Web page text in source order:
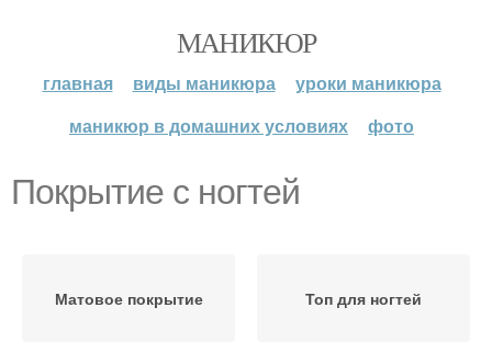
МАНИКЮР
главная виды маникюра
уроки маникюра
маникюр в домашних условиях
фото
Покрытие с ногтей
Матовое покрытие Топ для ногтей